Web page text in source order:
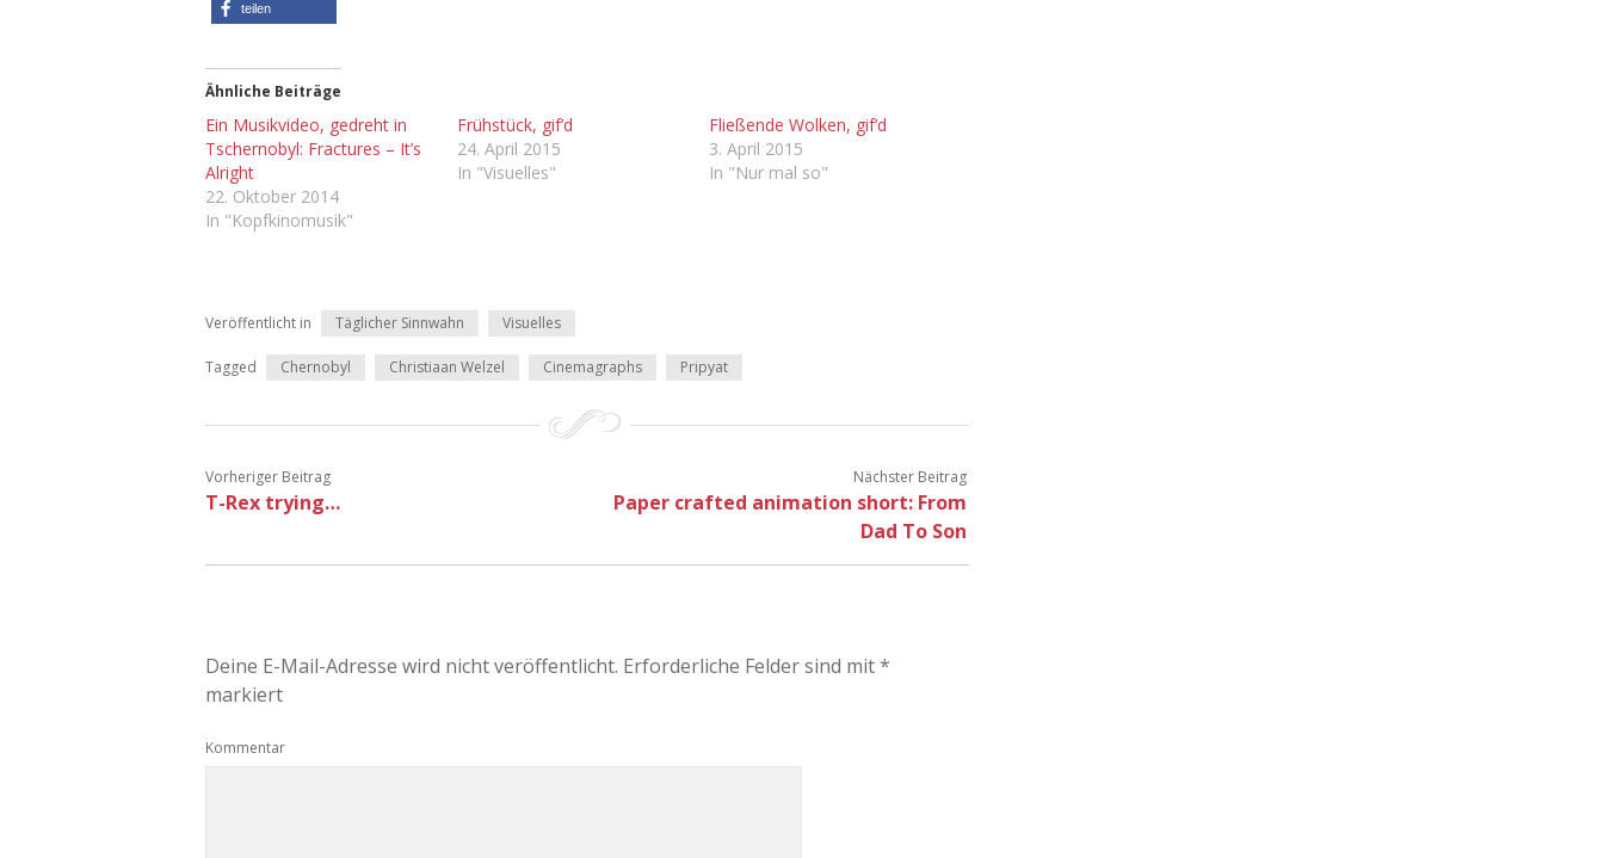
teilen
Ähnliche Beiträge
Ein Musikvideo, gedreht in
Tschernobyl: Fractures – It’s
Alright
22. Oktober 2014
In "Kopfkinomusik"
Frühstück, gif’d
24. April 2015
In "Visuelles"
Fließende Wolken, gif’d
3. April 2015
In "Nur mal so"
Veröffentlicht in Täglicher Sinnwahn Visuelles
Tagged Chernobyl Christiaan Welzel Cinemagraphs Pripyat
Vorheriger Beitrag
T-Rex trying…
Nächster Beitrag
Paper crafted animation short: From
Dad To Son
Deine E-Mail-Adresse wird nicht veröffentlicht. Erforderliche Felder sind mit*
markiert
Kommentar